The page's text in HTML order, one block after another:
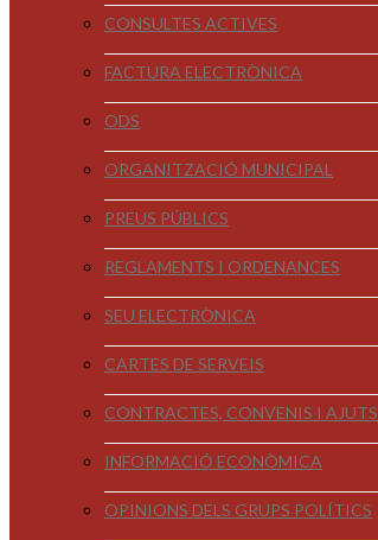
CONSULTES ACTIVES
FACTURA ELECTRÒNICA
ODS
ORGANITZACIÓ MUNICIPAL
PREUS PÚBLICS
REGLAMENTS I ORDENANCES
SEU ELECTRÒNICA
CARTES DE SERVEIS
CONTRACTES, CONVENIS I AJUTS
INFORMACIÓ ECONÒMICA
OPINIONS DELS GRUPS POLÍTICS